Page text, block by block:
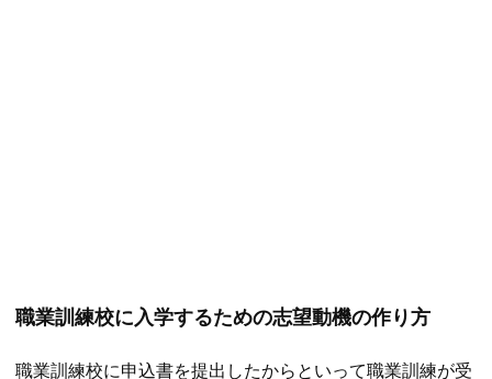
職業訓練校に入学するための志望動機の作り方
職業訓練校に申込書を提出したからといって職業訓練が受